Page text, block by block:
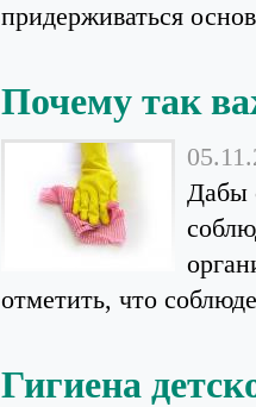
придерживаться
Почему так
Дабы
отметить, что
Гигиена